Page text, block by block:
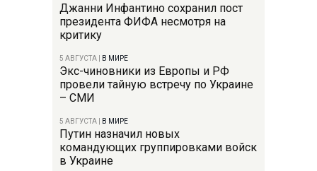
Джанни Инфантино сохранил пост
президента ФИФА несмотря на
критику
5 АВГУСТА В МИРЕ
Экс-чиновники из Европы и РФ
провели тайную встречу по Украине
– СМИ
5 АВГУСТА В МИРЕ
Путин назначил новых
командующих группировками войск
в Украине